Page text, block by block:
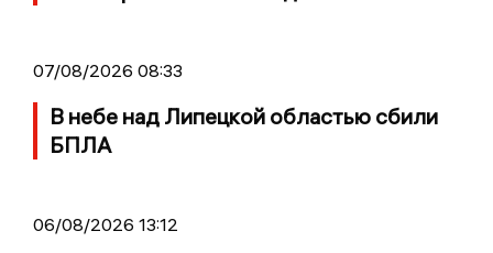
07/08/2026 08:33
В небе над Липецкой областью сбили
БПЛА
06/08/2026 13:12